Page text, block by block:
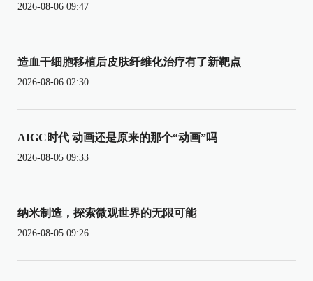
2026-08-06 09:47
造血干细胞移植后皮肤纤维化治疗有了新靶点
2026-08-06 02:30
AIGC时代 动画还是原来的那个“动画”吗
2026-08-05 09:33
纳米制造，探索微观世界的无限可能
2026-08-05 09:26